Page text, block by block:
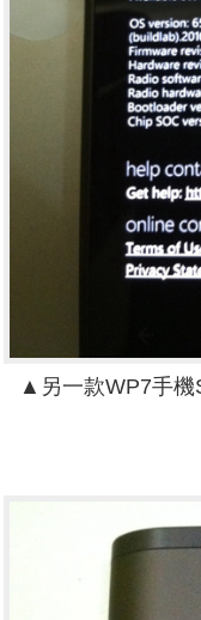
▲另一款WP7手機